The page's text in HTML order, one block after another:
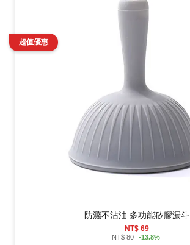
防濺不沾油 多功能矽膠漏斗
NT$ 69
NT$ 80 -13.8%